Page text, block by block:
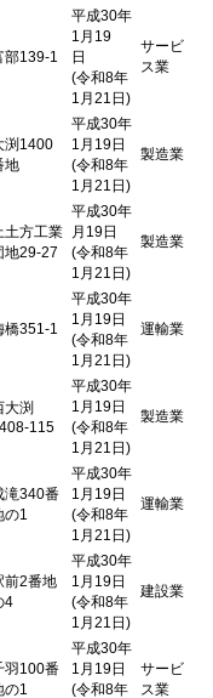
部139-1
平成30年
1月19
日
(令和8年
1月21日)
サービ
ス業
渕1400
地
平成30年
1月19日
(令和8年
1月21日)
製造業
土方工業
地29-27
平成30年
月19日
(令和8年
1月21日)
製造業
橋351-1
平成30年
1月19日
(令和8年
1月21日)
運輸業
大渕
115
平成30年
1月19日
(令和8年
1月21日)
製造業
滝340番
の1
平成30年
1月19日
(令和8年
1月21日)
運輸業
前2番地
4
平成30年
1月19日
(令和8年
1月21日)
建設業
羽100番
の1
平成30年
1月19日
(令和8年
サービ
ス業